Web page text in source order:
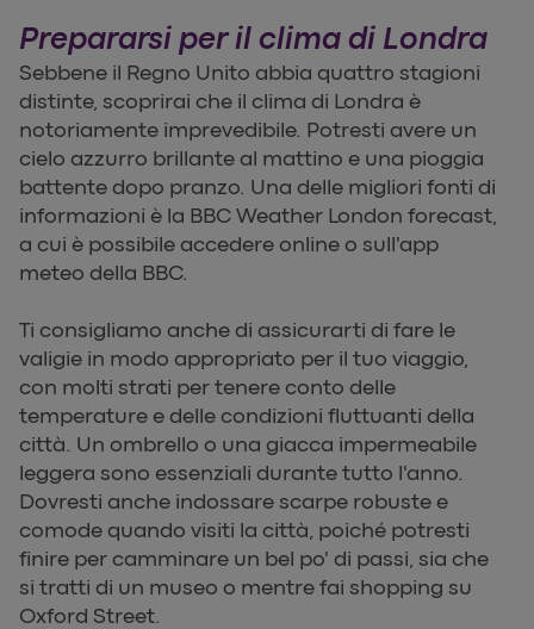
Prepararsi per il clima di Londra
Sebbene il Regno Unito abbia quattro stagioni
distinte, scoprirai che il clima di Londra è
notoriamente imprevedibile. Potresti avere un
cielo azzurro brillante al mattino e una pioggia
battente dopo pranzo. Una delle migliori fonti di
informazioni è la BBC Weather London forecast,
a cui è possibile accedere online o sull'app
meteo della BBC.
Ti consigliamo anche di assicurarti di fare le
valigie in modo appropriato per il tuo viaggio,
con molti strati per tenere conto delle
temperature e delle condizioni fluttuanti della
città. Un ombrello o una giacca impermeabile
leggera sono essenziali durante tutto l'anno.
Dovresti anche indossare scarpe robuste e
comode quando visiti la città, poiché potresti
finire per camminare un bel po' di passi, sia che
si tratti di un museo o mentre fai shopping su
Oxford Street.